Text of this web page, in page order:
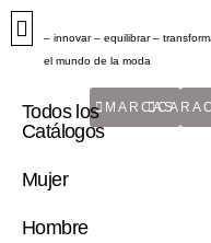
– innovar – equilibrar –
el mundo de la moda
Todos los
Catálogos
Mujer
Hombre
MARCAS